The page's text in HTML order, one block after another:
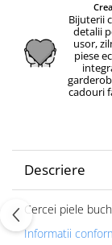
Bijuterii
detalii
usor,
piese
cadouri
Descriere
Cercei piele
Informatii